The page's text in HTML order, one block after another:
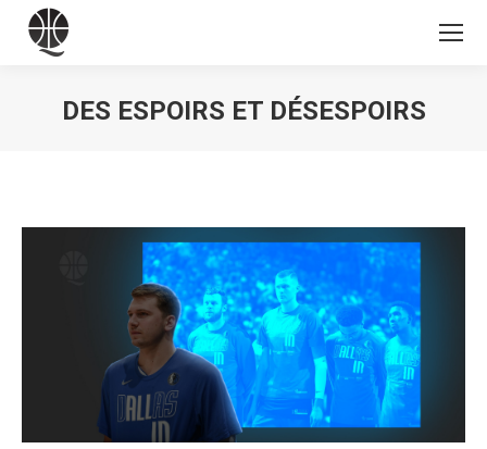
DES ESPOIRS ET DÉSESPOIRS